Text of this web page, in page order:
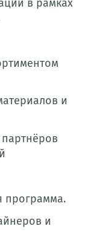
в рамках
и
программа.
и